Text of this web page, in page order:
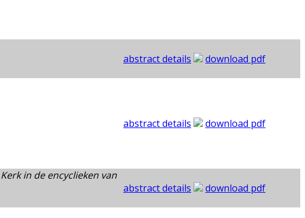
abstract details download pdf
abstract details download pdf
in de encyclieken van
abstract details download pdf